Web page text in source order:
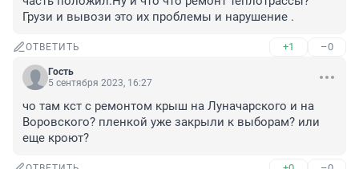
Грузи и вывози это их проблемы и нарушение .
ОТВЕТИТЬ +1 –0
Гость
5 сентября 2023, 16:27
чо там кст с ремонтом крыш на Луначарского и на
Воровского? пленкой уже закрыли к выборам? или
еще кроют?